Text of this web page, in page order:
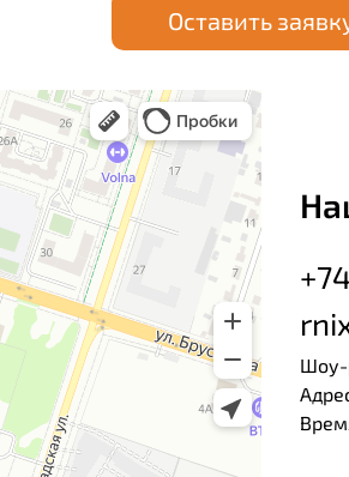
Оставить
Шоу-